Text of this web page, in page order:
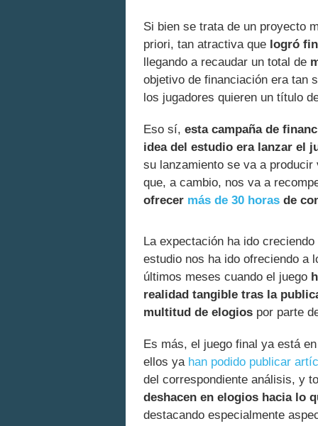
Si bien se trata de un proyecto
priori, tan atractiva que logró
llegando a recaudar un total de
objetivo de financiación era tan
los jugadores quieren un título
Eso sí, esta campaña de
idea del estudio era lanzar el
su lanzamiento se va a
que, a cambio, nos va a
ofrecer más de 30 horas de
La expectación ha ido
estudio nos ha ido ofreciendo a
últimos meses cuando el juego
realidad tangible tras la
multitud de elogios por parte
Es más, el juego final ya está
ellos ya han podido publicar
del correspondiente análisis, y
deshacen en elogios hacia lo
destacando especialmente